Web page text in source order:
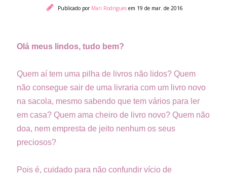
Publicado por Mari Rodrigues em 19 de mar. de 2016
Olá meus lindos, tudo bem?
Quem aí tem uma pilha de livros não lidos? Quem
não consegue sair de uma livraria com um livro novo
na sacola, mesmo sabendo que tem vários para ler
em casa? Quem ama cheiro de livro novo? Quem não
doa, nem empresta de jeito nenhum os seus
preciosos?
Pois é, cuidado para não confundir vício de